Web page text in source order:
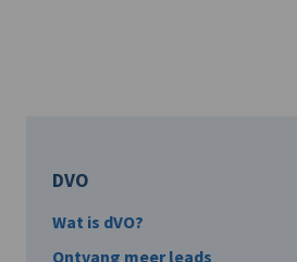
DVO
Wat is dVO?
Ontvang meer leads